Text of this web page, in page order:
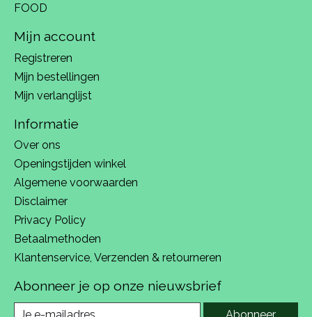
FOOD
Mijn account
Registreren
Mijn bestellingen
Mijn verlanglijst
Informatie
Over ons
Openingstijden winkel
Algemene voorwaarden
Disclaimer
Privacy Policy
Betaalmethoden
Klantenservice, Verzenden & retourneren
Abonneer je op onze nieuwsbrief